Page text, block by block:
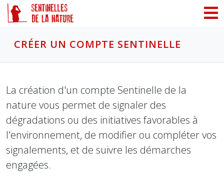
CRÉER UN COMPTE SENTINELLE
La création d'un compte Sentinelle de la
nature vous permet de signaler des
dégradations ou des initiatives favorables à
l'environnement, de modifier ou compléter vos
signalements, et de suivre les démarches
engagées.
Panneau de gestion des cookies